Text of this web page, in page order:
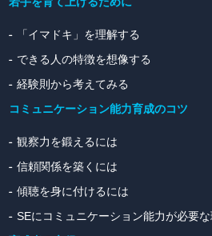
「イマドキ」を理解する
できる人の特徴を想像する
経験則から考えてみる
コミュニケーション能力育成のコツ
観察力を鍛えるには
信頼関係を築くには
傾聴を身に付けるには
SEにコミュニケーション能力が必要